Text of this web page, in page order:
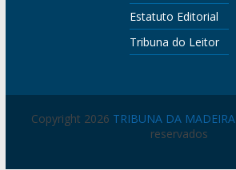
Estatuto Editorial
Tribuna do Leitor
Copyright 2026 TRIBUNA DA MADEIRA
reservados